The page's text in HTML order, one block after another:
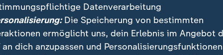
ist ein wichtiges Land für den
Datenverarbeitung
Die Speicherung von bestimmten
ermöglicht uns, dein Erlebnis im Angebot
an dich anzupassen und Personalisierungsfunktionen